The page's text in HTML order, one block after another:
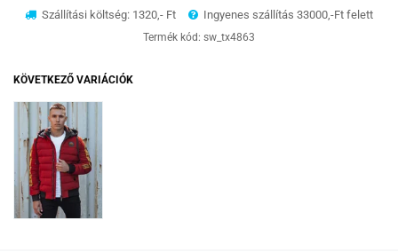
Szállítási költség: 1320,- Ft Ingyenes szállítás 33000,-Ft felett
Termék kód: sw_tx4863
KÖVETKEZŐ VARIÁCIÓK